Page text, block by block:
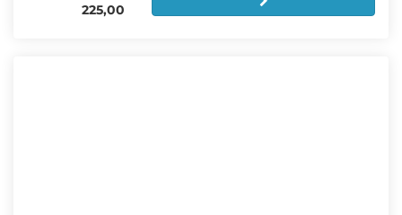
225,00